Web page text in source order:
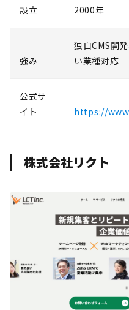
設立 2000年
強み
独自CMS開
い業種対応
公式サ
イト
https://
株式会社リクト